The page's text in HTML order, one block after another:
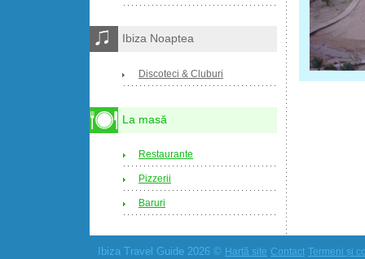
Ibiza Noaptea
Discoteci & Cluburi
La masă
Restaurante
Pizzerii
Baruri
Ibiza Travel Guide 2026 © Hartă site Contact Termeni și